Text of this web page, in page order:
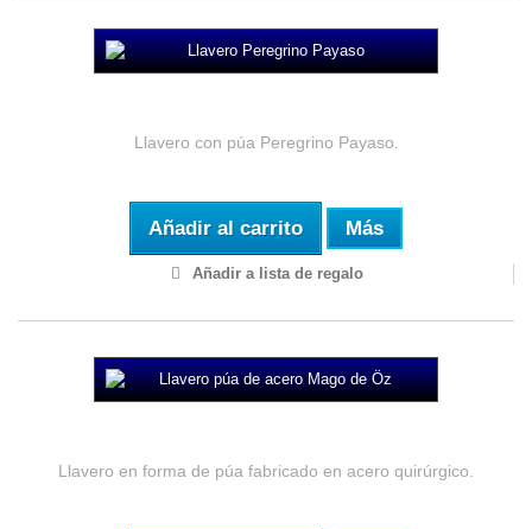
Llavero con púa Peregrino Payaso.
Añadir al carrito Más
Añadir a lista de regalo
Llavero en forma de púa fabricado en acero quirúrgico.